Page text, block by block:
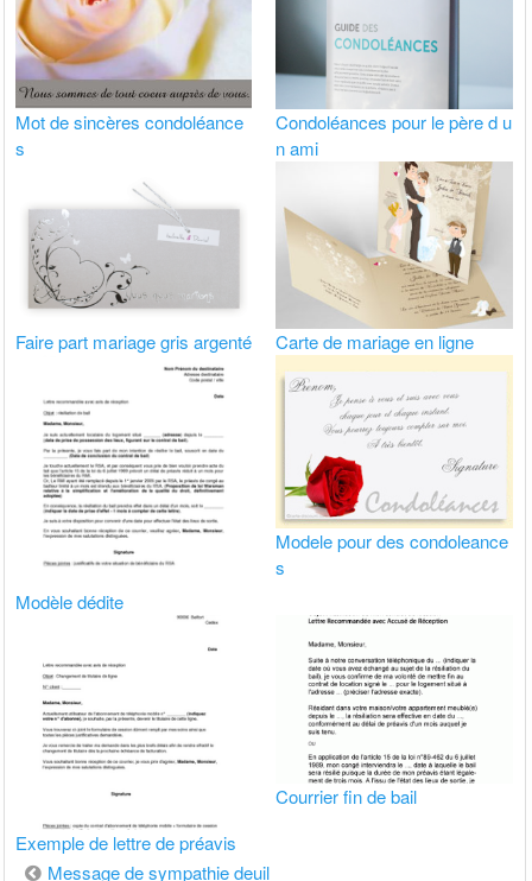
Mot de sincères condoléance
s
Condoléances pour le père d u
n ami
Faire part mariage gris argenté Carte de mariage en ligne
Modèle dédite
Modele pour des condoleance
s
Exemple de lettre de préavis
Courrier fin de bail
Navigation
Message de sympathie deuil